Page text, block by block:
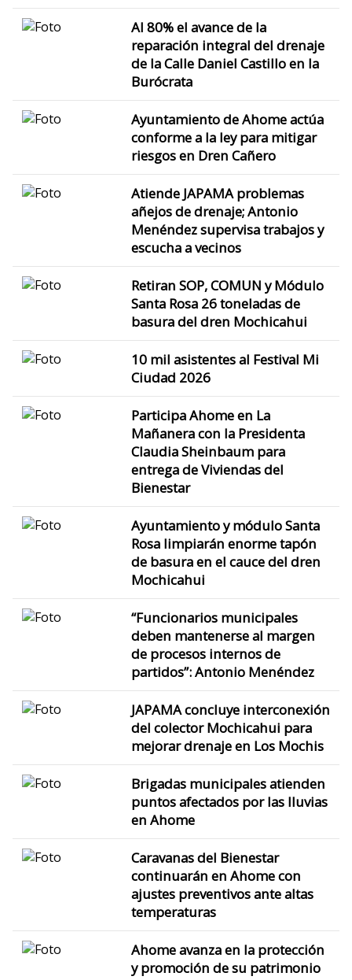
Al 80% el avance de la
reparación integral del drenaje
de la Calle Daniel Castillo en la
Burócrata
Ayuntamiento de Ahome actúa
conforme a la ley para mitigar
riesgos en Dren Cañero
Atiende JAPAMA problemas
añejos de drenaje; Antonio
Menéndez supervisa trabajos y
escucha a vecinos
Retiran SOP, COMUN y Módulo
Santa Rosa 26 toneladas de
basura del dren Mochicahui
10 mil asistentes al Festival Mi
Ciudad 2026
Participa Ahome en La
Mañanera con la Presidenta
Claudia Sheinbaum para
entrega de Viviendas del
Bienestar
Ayuntamiento y módulo Santa
Rosa limpiarán enorme tapón
de basura en el cauce del dren
Mochicahui
“Funcionarios municipales
deben mantenerse al margen
de procesos internos de
partidos”: Antonio Menéndez
JAPAMA concluye interconexión
del colector Mochicahui para
mejorar drenaje en Los Mochis
Brigadas municipales atienden
puntos afectados por las lluvias
en Ahome
Caravanas del Bienestar
continuarán en Ahome con
ajustes preventivos ante altas
temperaturas
Ahome avanza en la protección
y promoción de su patrimonio